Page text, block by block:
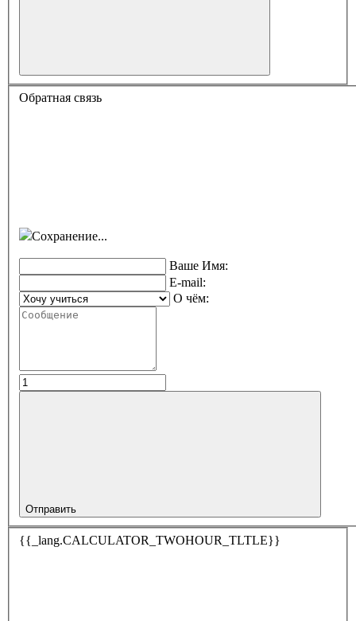
Обратная связь
Сохранение...
Ваше Имя:
E-mail:
О чём:
Отправить
{{_lang.CALCULATOR_TWOHOUR_TLTLE}}